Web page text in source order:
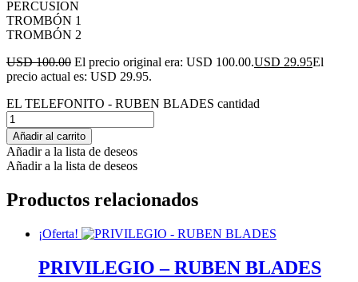
PERCUSION
TROMBÓN 1
TROMBÓN 2
USD 100.00 El precio original era: USD 100.00.USD 29.95El
precio actual es: USD 29.95.
EL TELEFONITO - RUBEN BLADES cantidad
Añadir al carrito
Añadir a la lista de deseos
Añadir a la lista de deseos
Productos relacionados
¡Oferta!
PRIVILEGIO – RUBEN BLADES